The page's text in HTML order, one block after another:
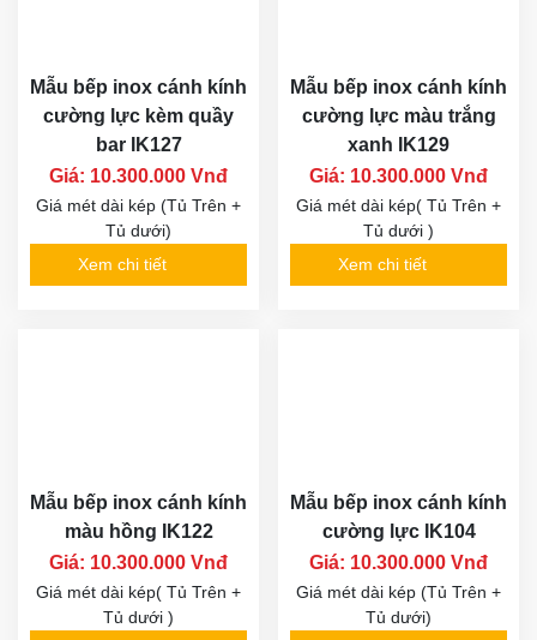
Mẫu bếp inox cánh kính
cường lực kèm quầy
bar IK127
Giá: 10.300.000 Vnđ
Giá mét dài kép (Tủ Trên +
Tủ dưới)
Xem chi tiết
Mẫu bếp inox cánh kính
cường lực màu trắng
xanh IK129
Giá: 10.300.000 Vnđ
Giá mét dài kép( Tủ Trên +
Tủ dưới )
Xem chi tiết
Mẫu bếp inox cánh kính
màu hồng IK122
Giá: 10.300.000 Vnđ
Giá mét dài kép( Tủ Trên +
Tủ dưới )
Mẫu bếp inox cánh kính
cường lực IK104
Giá: 10.300.000 Vnđ
Giá mét dài kép (Tủ Trên +
Tủ dưới)